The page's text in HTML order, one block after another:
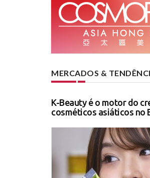
MERCADOS &
K-Beauty é o motor do
cosméticos asiáticos no